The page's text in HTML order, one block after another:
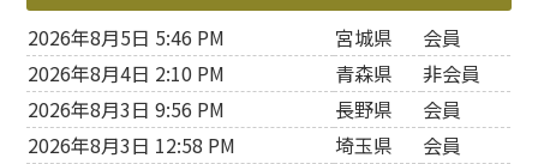
2026年8月5日 5:46 PM 宮城県
会員
2026年8月4日 2:10 PM
青森県
非会員
2026年8月3日 9:56 PM
長野県
会員
2026年8月3日 12:58 PM
埼玉県
会員